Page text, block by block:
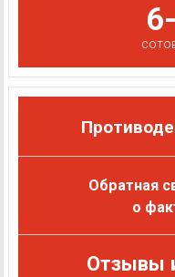
Обратная
о
Отзывы